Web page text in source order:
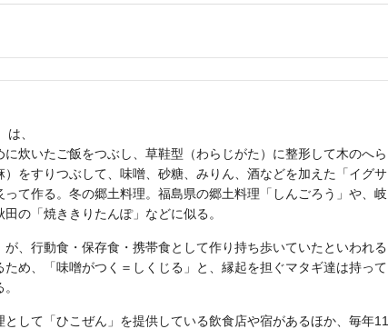
、
炊いたご飯をつぶし、草鞋型（わらじがた）に整形して木のへら
をすりつぶして、味噌、砂糖、みりん、酒などを加えた「イグサ
て作る。冬の郷土料理。福島県の郷土料理「しんごろう」や、岐
の「焼ききりたんぽ」などに似る。
、行動食・保存食・携帯食として作り持ち歩いていたといわれる
め、「味噌がつく＝しくじる」と、縁起を担ぐマタギ達は持って
して「ひこぜん」を提供している飲食店や宿があるほか、毎年11